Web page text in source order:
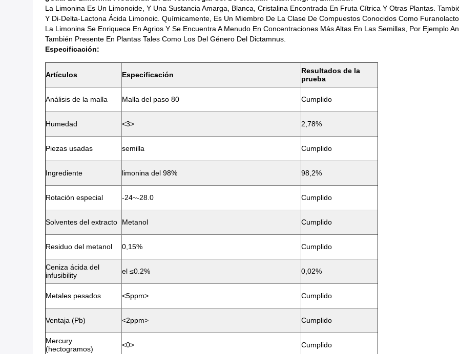
La Limonina Es Un Limonoide, Y Una Sustancia Amarga, Blanca, Cristalina Encontrada En Fruta Cítrica Y Otras Plantas.
Y Di-Delta-Lactona Ácida Limonoic. Químicamente, Es Un Miembro De La Clase De Compuestos Conocidos Como
La Limonina Se Enriquece En Agrios Y Se Encuentra A Menudo En Concentraciones Más Altas En Las Semillas, Por Ejemplo
También Presente En Plantas Tales Como Los Del Género Del Dictamnus.
Especificación:
Artículos Especificación
Resultados de la
prueba
Análisis de la malla Malla del paso 80 Cumplido
Humedad <3> 2,78%
Piezas usadas semilla Cumplido
Ingrediente limonina del 98% 98,2%
Rotación especial -24~-28.0 Cumplido
Solventes del extracto Metanol Cumplido
Residuo del metanol 0,15% Cumplido
Ceniza ácida del
infusibility
el ≤0.2% 0,02%
Metales pesados <5ppm> Cumplido
Ventaja (Pb) <2ppm> Cumplido
Mercury
(hectogramos)
<0> Cumplido